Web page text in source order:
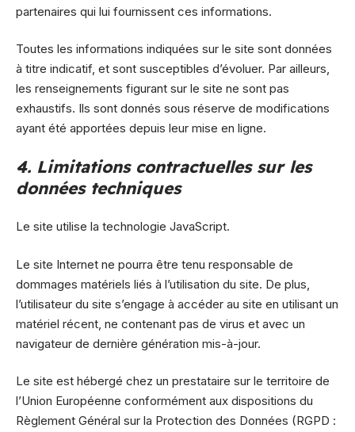
partenaires qui lui fournissent ces informations.
Toutes les informations indiquées sur le site sont données
à titre indicatif, et sont susceptibles d’évoluer. Par ailleurs,
les renseignements figurant sur le site ne sont pas
exhaustifs. Ils sont donnés sous réserve de modifications
ayant été apportées depuis leur mise en ligne.
4. Limitations contractuelles sur les
données techniques
Le site utilise la technologie JavaScript.
Le site Internet ne pourra être tenu responsable de
dommages matériels liés à l’utilisation du site. De plus,
l’utilisateur du site s’engage à accéder au site en utilisant un
matériel récent, ne contenant pas de virus et avec un
navigateur de dernière génération mis-à-jour.
Le site est hébergé chez un prestataire sur le territoire de
l’Union Européenne conformément aux dispositions du
Règlement Général sur la Protection des Données (RGPD :